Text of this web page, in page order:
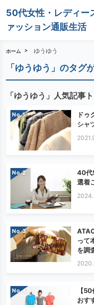
50代女性・レディー
ァッション通販生活
ホーム ゆうゆう
「ゆうゆう」のタグ
「ゆうゆう」人気記事
No.
ドゥ
シャ
No.
40代
選着
No.
って
を調
No.
【
おす